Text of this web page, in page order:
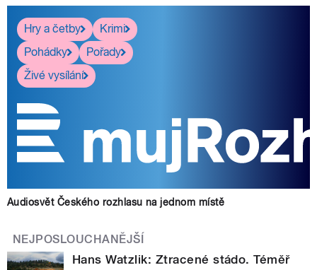
Hry a četby
Krimi
Pohádky
Pořady
Živé vysílání
Audiosvět Českého rozhlasu na jednom místě
NEJPOSLOUCHANĚJŠÍ
Hans Watzlik: Ztracené stádo. Téměř